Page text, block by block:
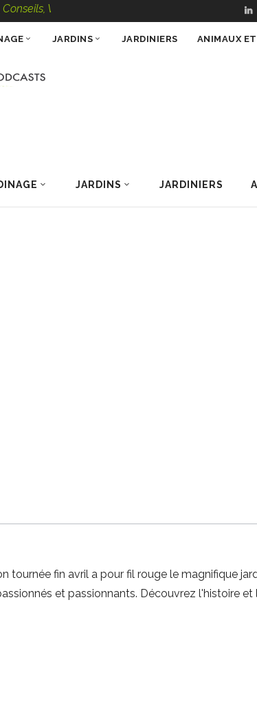
Vidéos, Podcasts – 100 % Nature
JARDINS JARDINIERS
JARDINS JARDINIERS ANIMAUX
fin avril a pour fil rouge le magnifique
et passionnants. Découvrez l'histoire et